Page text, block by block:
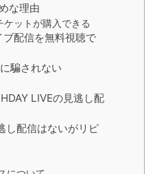
な理由
ットが購入できる
配信を無料視聴で
騙されない
LIVEの見逃し配
し配信はないがリピ